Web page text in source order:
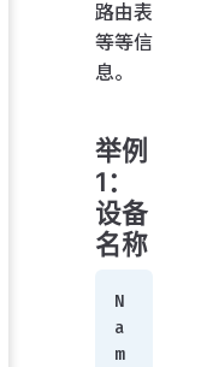
路由表
等等信
息。
举例
1：
设备
名称
N
a
m